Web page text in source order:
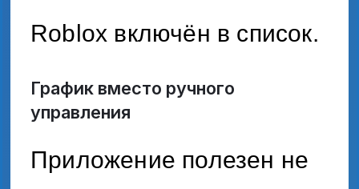
Roblox включён в список.
График вместо ручного
управления
Приложение полезен не